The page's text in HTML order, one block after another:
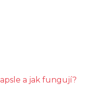
a jak fungují?